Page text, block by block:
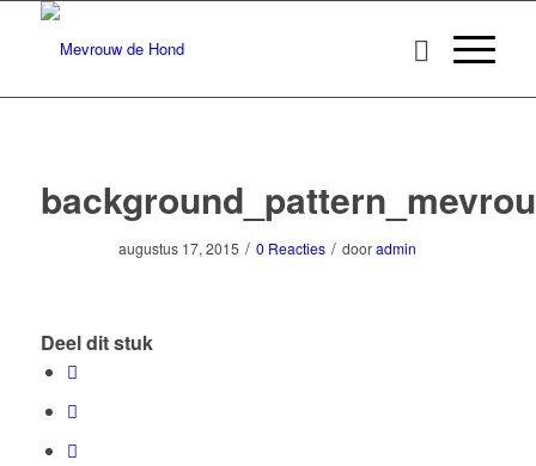
augustus 17, 2015 / 0 Reacties / dooradmin
Deel dit stuk